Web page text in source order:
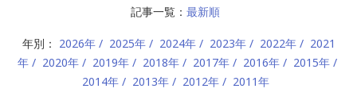
記事一覧： 最新順
年別： 2026年 2025年 2024年 2023年 2022年
2021
年
2020年 2019年 2018年 2017年 2016年
2015年
2014年
2013年 2012年 2011年